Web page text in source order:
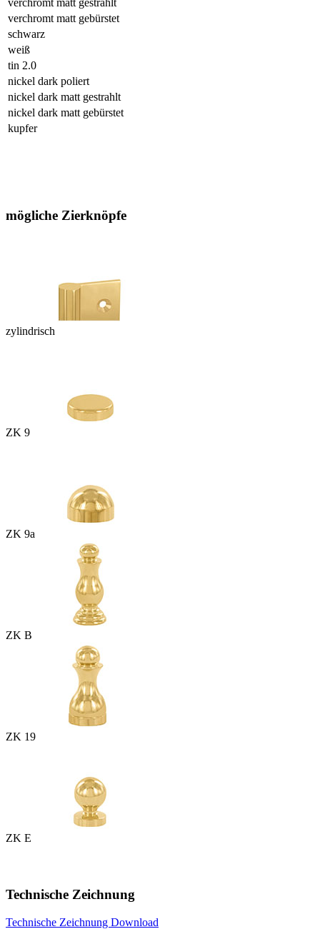
verchromt matt gestrahlt
verchromt matt gebürstet
schwarz
weiß
tin 2.0
nickel dark poliert
nickel dark matt gestrahlt
nickel dark matt gebürstet
kupfer
mögliche Zierknöpfe
zylindrisch
ZK 9
ZK 9a
ZK B
ZK 19
ZK E
Technische Zeichnung
Technische Zeichnung Download